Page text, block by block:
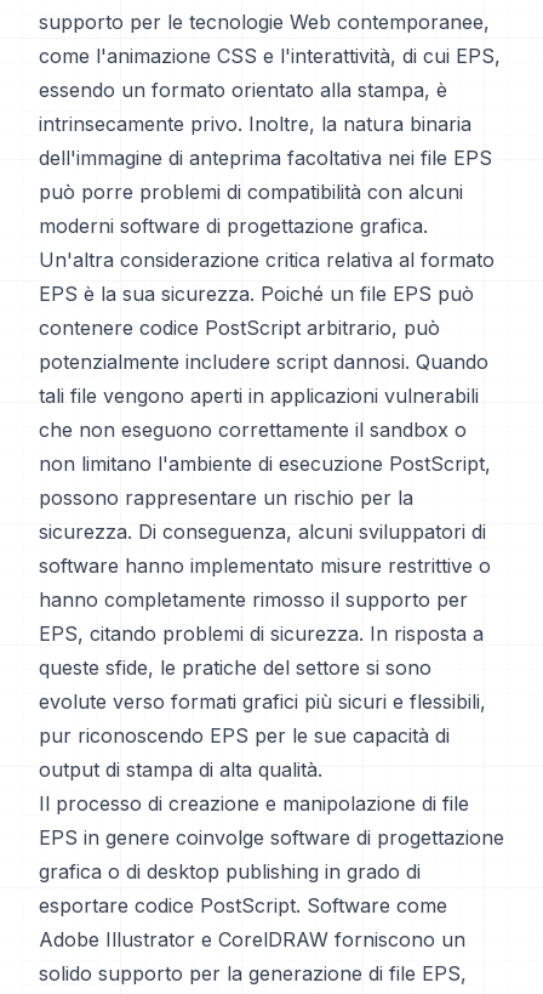
supporto per le tecnologie Web contemporanee,
come l'animazione CSS e l'interattività, di cui EPS,
essendo un formato orientato alla stampa, è
intrinsecamente privo. Inoltre, la natura binaria
dell'immagine di anteprima facoltativa nei file EPS
può porre problemi di compatibilità con alcuni
moderni software di progettazione grafica.
Un'altra considerazione critica relativa al formato
EPS è la sua sicurezza. Poiché un file EPS può
contenere codice PostScript arbitrario, può
potenzialmente includere script dannosi. Quando
tali file vengono aperti in applicazioni vulnerabili
che non eseguono correttamente il sandbox o
non limitano l'ambiente di esecuzione PostScript,
possono rappresentare un rischio per la
sicurezza. Di conseguenza, alcuni sviluppatori di
software hanno implementato misure restrittive o
hanno completamente rimosso il supporto per
EPS, citando problemi di sicurezza. In risposta a
queste sfide, le pratiche del settore si sono
evolute verso formati grafici più sicuri e flessibili,
pur riconoscendo EPS per le sue capacità di
output di stampa di alta qualità.
Il processo di creazione e manipolazione di file
EPS in genere coinvolge software di progettazione
grafica o di desktop publishing in grado di
esportare codice PostScript. Software come
Adobe Illustrator e CorelDRAW forniscono un
solido supporto per la generazione di file EPS,